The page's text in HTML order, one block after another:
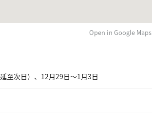
Open in Google Maps
至次日）、12月29日～1月3日